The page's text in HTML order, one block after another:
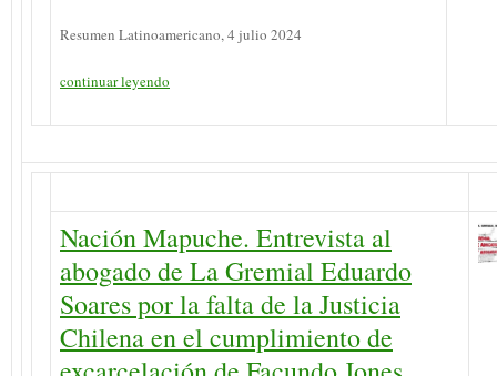
Resumen Latinoamericano, 4 julio 2024
continuar leyendo
Nación Mapuche. Entrevista al
abogado de La Gremial Eduardo
Soares por la falta de la Justicia
Chilena en el cumplimiento de